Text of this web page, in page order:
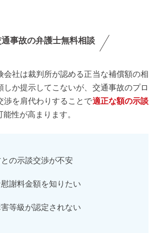
事故の弁護士無料相談
会社は裁判所が認める正当な補償額の相
しか提示してこないが、交通事故のプロ
渉を肩代わりすることで適正な額の示談
能性が高まります。
の示談交渉が不安
謝料金額を知りたい
等級が認定されない